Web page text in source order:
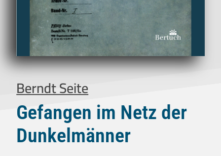
Berndt Seite
Gefangen im Netz der
Dunkelmänner